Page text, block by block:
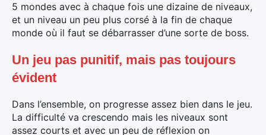
5 mondes avec à chaque fois une dizaine de niveaux,
et un niveau un peu plus corsé à la fin de chaque
monde où il faut se débarrasser d’une sorte de boss.
Un jeu pas punitif, mais pas toujours
évident
Dans l’ensemble, on progresse assez bien dans le jeu.
La difficulté va crescendo mais les niveaux sont
assez courts et avec un peu de réflexion on